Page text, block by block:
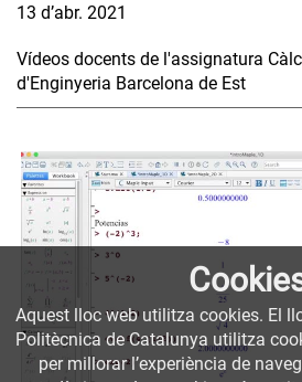
13 d’abr. 2021
Vídeos docents de l'assignatura
d'Enginyeria Barcelona de Est
Aquest lloc web utilitza cookies. El
Politècnica de Catalunya utilitza
per millorar l’experiència de